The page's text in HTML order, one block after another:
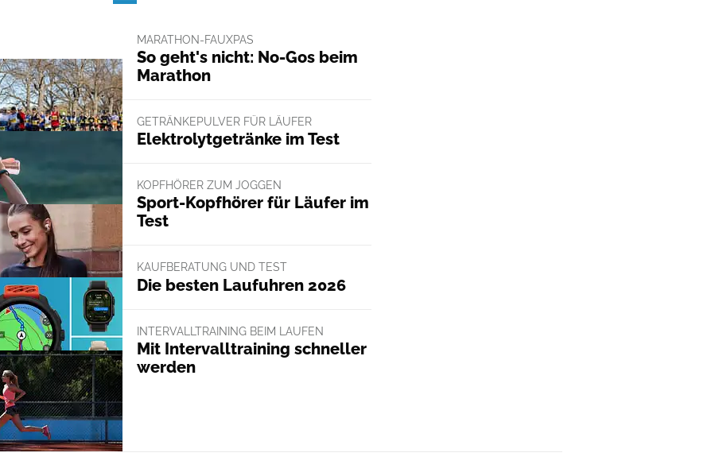
MARATHON-FAUXPAS
So geht's nicht: No-Gos beim
Marathon
GETRÄNKEPULVER FÜR LÄUFER
Elektrolytgetränke im Test
KOPFHÖRER ZUM JOGGEN
Sport-Kopfhörer für Läufer im
Test
KAUFBERATUNG UND TEST
Die besten Laufuhren 2026
INTERVALLTRAINING BEIM LAUFEN
Mit Intervalltraining schneller
werden